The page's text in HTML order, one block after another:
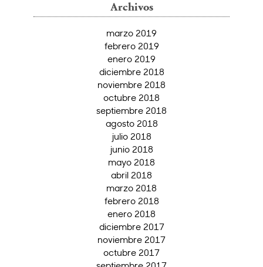
Archivos
marzo 2019
febrero 2019
enero 2019
diciembre 2018
noviembre 2018
octubre 2018
septiembre 2018
agosto 2018
julio 2018
junio 2018
mayo 2018
abril 2018
marzo 2018
febrero 2018
enero 2018
diciembre 2017
noviembre 2017
octubre 2017